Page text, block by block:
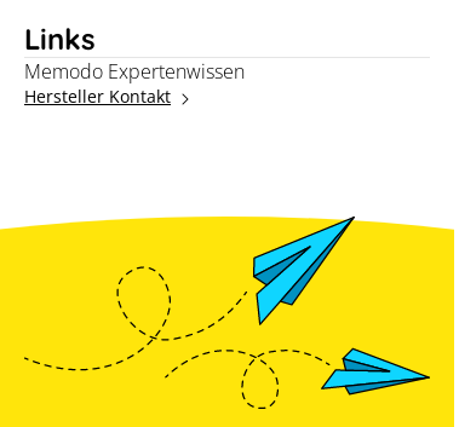
Links
Memodo Expertenwissen
Hersteller Kontakt